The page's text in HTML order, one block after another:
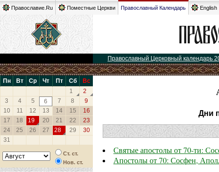
Православие.Ru Поместные Церкви Православный Календарь English
Православный Церковный календарь
Пн Вт Ср Чт Пт Сб
Вс
1
2
3
4 5 6 7 8
9
10
11 12 13 14 15
16
17
18 19 20 21 22
23
24
25 26 27 28 29
30
31
Ст. ст.
Нов. ст.
Дни
Святые апостолы от 70-ти:
Апостолы от 70: Сосфен,